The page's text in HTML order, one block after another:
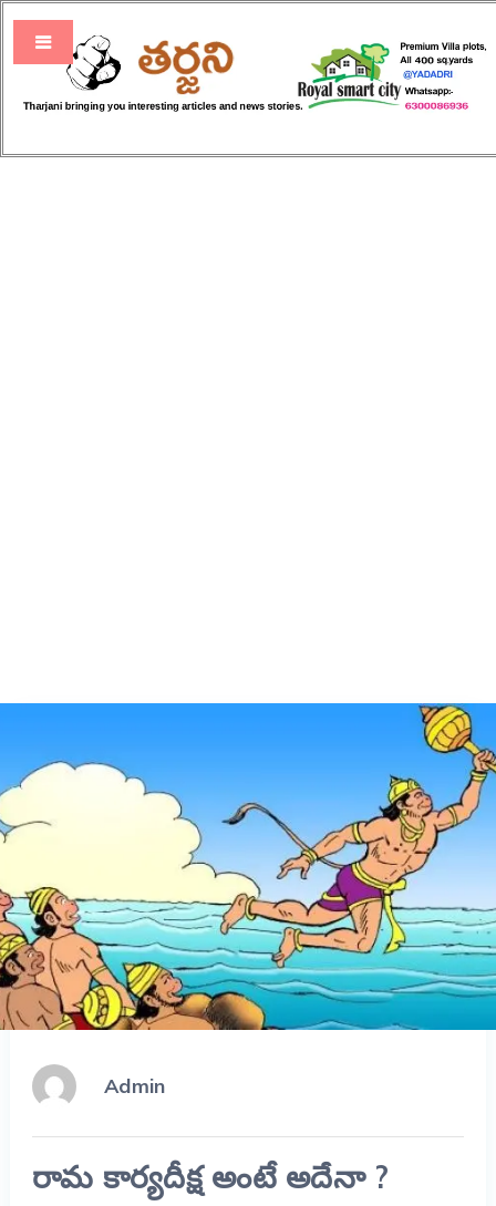
Admin
రామ కార్యదీక్ష అంటే అదేనా ?